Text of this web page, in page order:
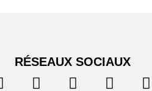
RÉSEAUX SOCIAUX